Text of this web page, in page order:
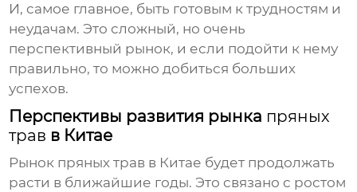
И, самое главное, быть готовым к трудностям и
неудачам. Это сложный, но очень
перспективный рынок, и если подойти к нему
правильно, то можно добиться больших
успехов.
Перспективы развития рынка пряных
трав в Китае
Рынок пряных трав в Китае будет продолжать
расти в ближайшие годы. Это связано с ростом